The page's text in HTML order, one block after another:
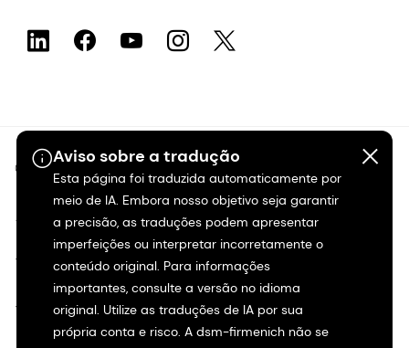
Aviso sobre a tradução
Esta página foi traduzida automaticamente por
meio de IA. Embora nosso objetivo seja garantir
a precisão, as traduções podem apresentar
imperfeições ou interpretar incorretamente o
conteúdo original. Para informações
importantes, consulte a versão no idioma
original. Utilize as traduções de IA por sua
própria conta e risco. A dsm-firmenich não se
©2026 dsm-firmenich. Todos os direitos reservados.
Aviso de privacidade
Termos de uso
Termos e condições